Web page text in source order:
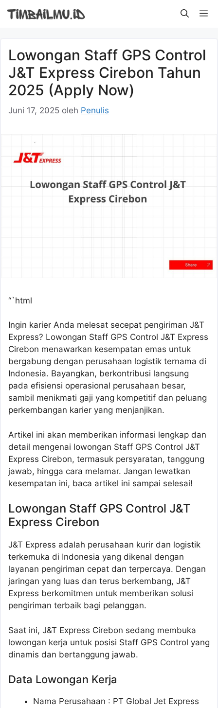
Lowongan Staff GPS Control
J&T Express Cirebon Tahun
2025 (Apply Now)
Juni 17, 2025 oleh Penulis
“`html
Ingin karier Anda melesat secepat pengiriman J&T
Express? Lowongan Staff GPS Control J&T Express
Cirebon menawarkan kesempatan emas untuk
bergabung dengan perusahaan logistik ternama di
Indonesia. Bayangkan, berkontribusi langsung
pada efisiensi operasional perusahaan besar,
sambil menikmati gaji yang kompetitif dan peluang
perkembangan karier yang menjanjikan.
Artikel ini akan memberikan informasi lengkap dan
detail mengenai lowongan Staff GPS Control J&T
Express Cirebon, termasuk persyaratan, tanggung
jawab, hingga cara melamar. Jangan lewatkan
kesempatan ini, baca artikel ini sampai selesai!
Lowongan Staff GPS Control J&T
Express Cirebon
J&T Express adalah perusahaan kurir dan logistik
terkemuka di Indonesia yang dikenal dengan
layanan pengiriman cepat dan terpercaya. Dengan
jaringan yang luas dan terus berkembang, J&T
Express berkomitmen untuk memberikan solusi
pengiriman terbaik bagi pelanggan.
Saat ini, J&T Express Cirebon sedang membuka
lowongan kerja untuk posisi Staff GPS Control yang
dinamis dan bertanggung jawab.
Data Lowongan Kerja
Nama Perusahaan : PT Global Jet Express